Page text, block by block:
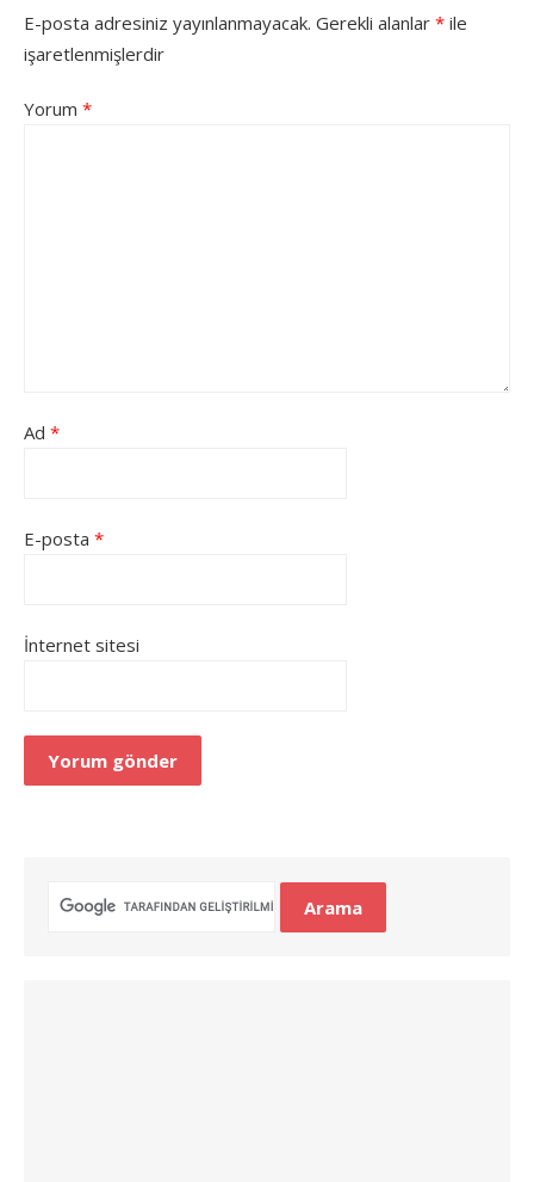
E-posta adresiniz yayınlanmayacak. Gerekli alanlar * ile
işaretlenmişlerdir
Yorum *
Ad *
E-posta *
İnternet sitesi